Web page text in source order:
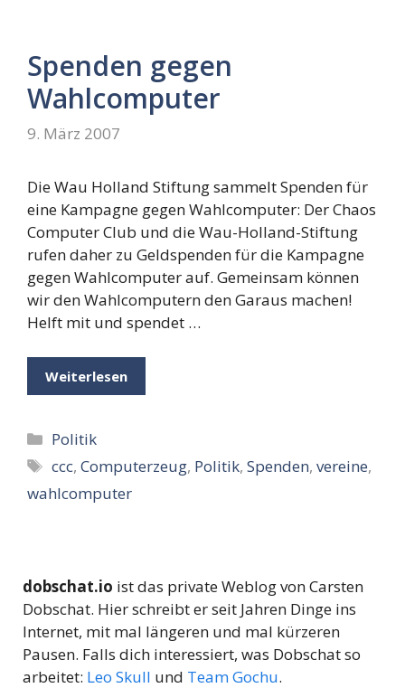
Spenden gegen
Wahlcomputer
9. März 2007
Die Wau Holland Stiftung sammelt Spenden für
eine Kampagne gegen Wahlcomputer: Der Chaos
Computer Club und die Wau-Holland-Stiftung
rufen daher zu Geldspenden für die Kampagne
gegen Wahlcomputer auf. Gemeinsam können
wir den Wahlcomputern den Garaus machen!
Helft mit und spendet …
Weiterlesen
Kategorien
Politik
Schlagwörter
ccc,Computerzeug, Politik,Spenden,vereine,
wahlcomputer
dobschat.io ist das private Weblog von Carsten
Dobschat. Hier schreibt er seit Jahren Dinge ins
Internet, mit mal längeren und mal kürzeren
Pausen. Falls dich interessiert, was Dobschat so
arbeitet: Leo Skull und Team Gochu.